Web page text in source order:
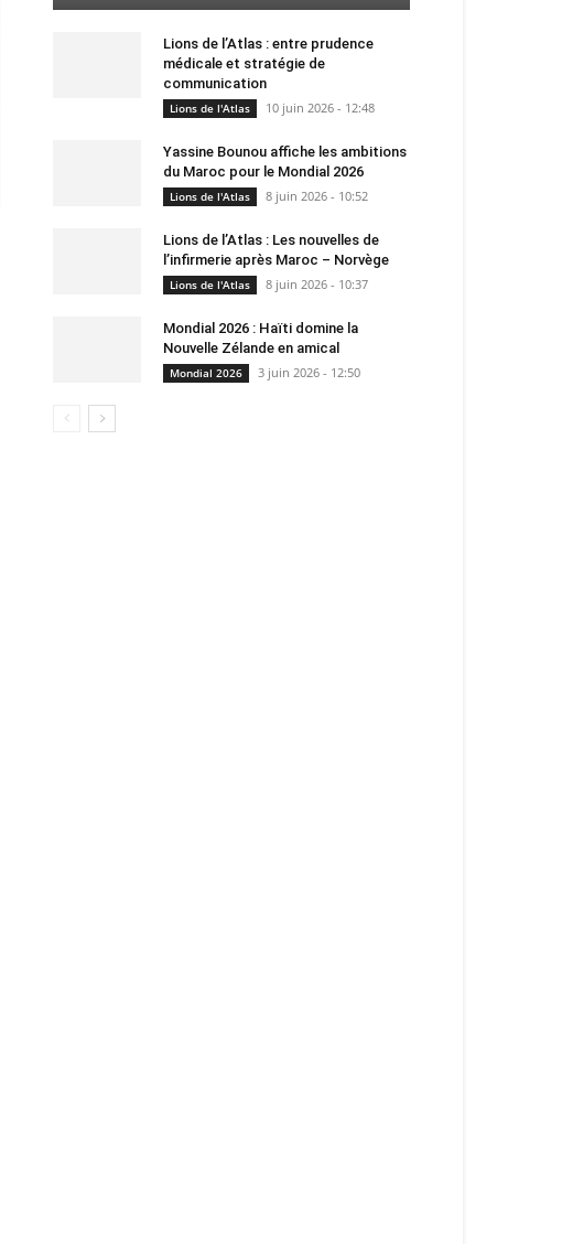
Lions de l’Atlas : entre prudence
médicale et stratégie de
communication
Lions de l'Atlas 10 juin 2026 - 12:48
Yassine Bounou affiche les ambitions
du Maroc pour le Mondial 2026
Lions de l'Atlas 8 juin 2026 - 10:52
Lions de l’Atlas : Les nouvelles de
l’infirmerie après Maroc – Norvège
Lions de l'Atlas 8 juin 2026 - 10:37
Mondial 2026 : Haïti domine la
Nouvelle Zélande en amical
Mondial 2026 3 juin 2026 - 12:50